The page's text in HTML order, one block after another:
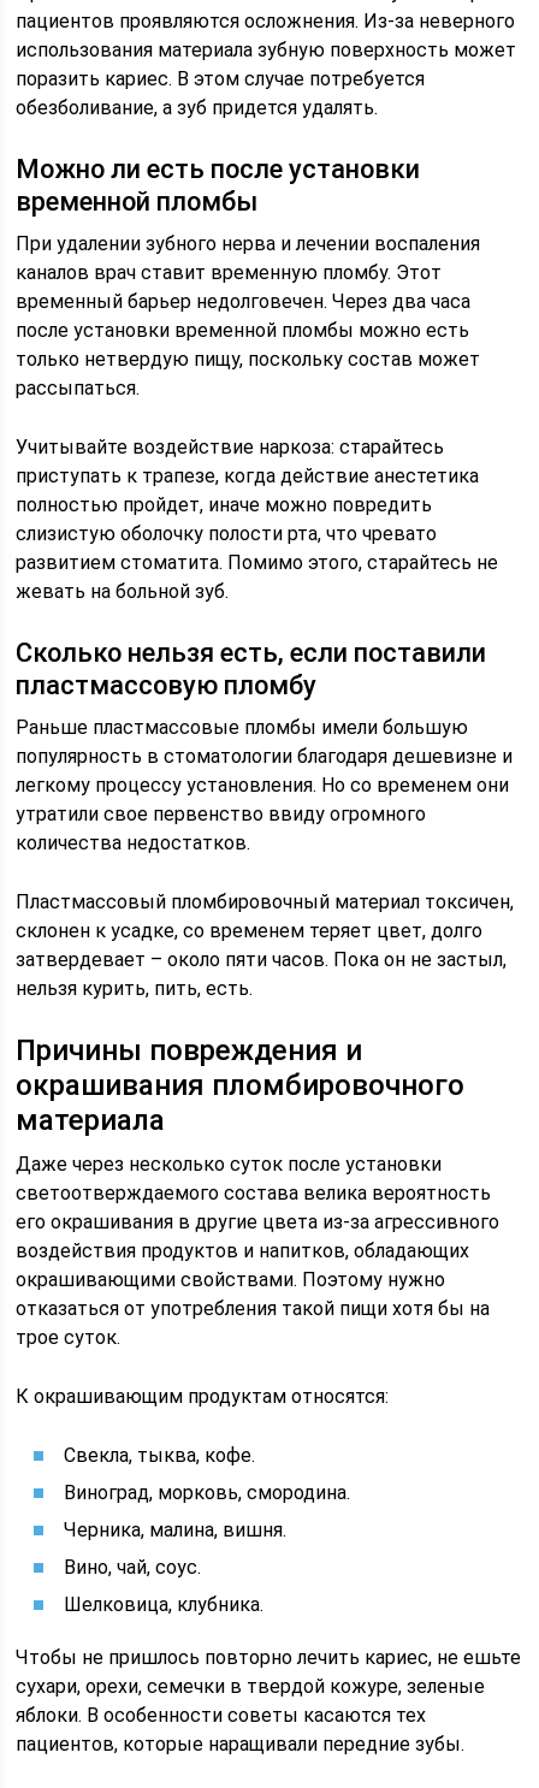
пациентов проявляются осложнения. Из-за неверного
использования материала зубную поверхность может
поразить кариес. В этом случае потребуется
обезболивание, а зуб придется удалять.
Можно ли есть после установки
временной пломбы
При удалении зубного нерва и лечении воспаления
каналов врач ставит временную пломбу. Этот
временный барьер недолговечен. Через два часа
после установки временной пломбы можно есть
только нетвердую пищу, поскольку состав может
рассыпаться.
Учитывайте воздействие наркоза: старайтесь
приступать к трапезе, когда действие анестетика
полностью пройдет, иначе можно повредить
слизистую оболочку полости рта, что чревато
развитием стоматита. Помимо этого, старайтесь не
жевать на больной зуб.
Сколько нельзя есть, если поставили
пластмассовую пломбу
Раньше пластмассовые пломбы имели большую
популярность в стоматологии благодаря дешевизне и
легкому процессу установления. Но со временем они
утратили свое первенство ввиду огромного
количества недостатков.
Пластмассовый пломбировочный материал токсичен,
склонен к усадке, со временем теряет цвет, долго
затвердевает – около пяти часов. Пока он не застыл,
нельзя курить, пить, есть.
Причины повреждения и
окрашивания пломбировочного
материала
Даже через несколько суток после установки
светоотверждаемого состава велика вероятность
его окрашивания в другие цвета из-за агрессивного
воздействия продуктов и напитков, обладающих
окрашивающими свойствами. Поэтому нужно
отказаться от употребления такой пищи хотя бы на
трое суток.
К окрашивающим продуктам относятся:
Свекла, тыква, кофе.
Виноград, морковь, смородина.
Черника, малина, вишня.
Вино, чай, соус.
Шелковица, клубника.
Чтобы не пришлось повторно лечить кариес, не ешьте
сухари, орехи, семечки в твердой кожуре, зеленые
яблоки. В особенности советы касаются тех
пациентов, которые наращивали передние зубы.